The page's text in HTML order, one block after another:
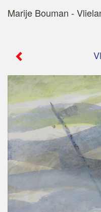
Marije Bouman -